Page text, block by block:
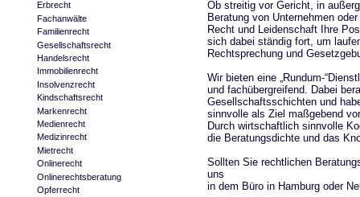
Erbrecht
Fachanwälte
Familienrecht
Gesellschaftsrecht
Handelsrecht
Immobilienrecht
Insolvenzrecht
Kindschaftsrecht
Markenrecht
Medienrecht
Medizinrecht
Mietrecht
Onlinerecht
Onlinerechtsberatung
Opferrecht
Ob streitig vor Gericht, in
Beratung von Unternehmen
Recht und Leidenschaft Ihre
sich dabei ständig fort, um
Rechtsprechung und
Wir bieten eine „Rundum-
und fachübergreifend. Dabei
Gesellschaftsschichten und
sinnvolle als Ziel maßgebend
Durch wirtschaftlich sinnvolle
die Beratungsdichte und das
Sollten Sie rechtlichen
uns
in dem Büro in Hamburg oder